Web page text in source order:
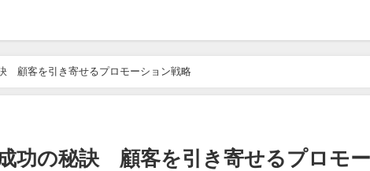
顧客を引き寄せるプロモーション戦略
功の秘訣 顧客を引き寄せるプロモ